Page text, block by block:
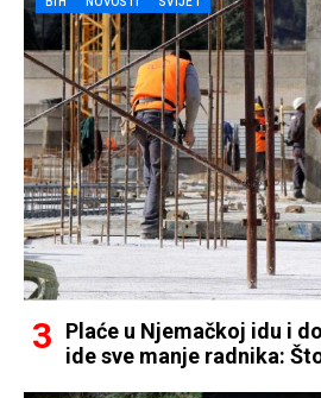
Plaće u Njemačkoj idu i
ide sve manje radnika: